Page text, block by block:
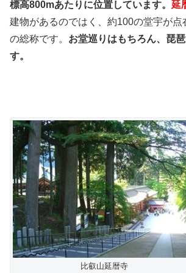
標高800mあたりに位置しています。 延
建物があるのではく、約100の堂宇が点
の総称です。 お堂巡りはもちろん、琵
す。
比叡山延暦寺